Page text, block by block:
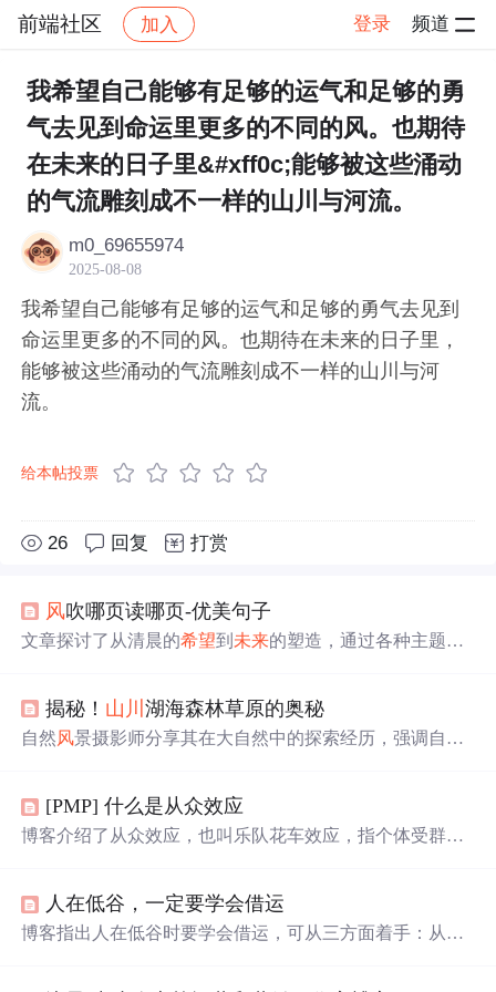
前端社区 加入 登录 频道
社区 前端社区 感慨 帖子详情
我希望自己能够有足够的运气和足够的勇
气去见到命运里更多的不同的风。也期待
在未来的日子里&#xff0c;能够被这些涌动
的气流雕刻成不一样的山川与河流。
m0_69655974
2025-08-08
我希望自己能够有足够的运气和足够的勇气去见到
命运里更多的不同的风。也期待在未来的日子里，
能够被这些涌动的气流雕刻成不一样的山川与河
流。
给本帖投票
26 回复 打赏
风吹哪页读哪页-优美句子
文章探讨了从清晨的希望到 未来的塑造，通过各种主题如
揭秘！ 山川湖海森林草原的奥秘
自然风景摄影师分享其在大自然中的探索经历，强调自然
[PMP] 什么是从众效应
博客介绍了从众效应，也叫乐队花车效应，指个体受群体
文表述的含义。
人在低谷，一定要学会借运
博客指出人在低谷时要学会借运，可从三方面着手：从书